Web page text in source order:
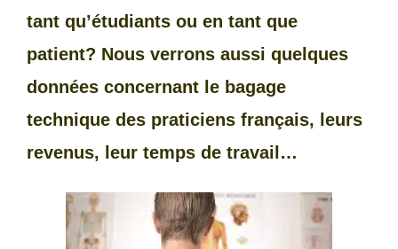
tant qu’étudiants ou en tant que
patient? Nous verrons aussi quelques
données concernant le bagage
technique des praticiens français, leurs
revenus, leur temps de travail…